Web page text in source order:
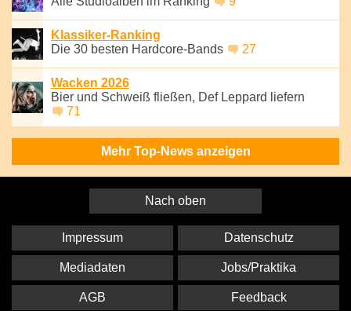
Klassiker-Ranking
Die 30 besten Hardcore-Bands
27
Wacken 2026
Bier und Schweiß fließen, Def Leppard liefern
71
Mehr Top-News anzeigen
Nach oben
Impressum Datenschutz
Mediadaten Jobs/Praktika
AGB Feedback